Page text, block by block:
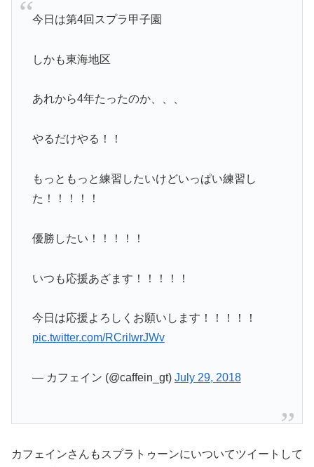
今日は第4回スプラ甲子園
しかも東海地区
あれから4年たったのか、、、
やるだけやる！！
もっともっと練習したいけどいっぱい練習し
た！！！！！
優勝したい！！！！！
いつも応援あざます！！！！！
今日は応援よろしくお願いします！！！！！
pic.twitter.com/RCriIwrJWv
— カフェイン (@caffein_gt) July 29, 2018
カフェインさんもスプラトゥーンにいついてツイートして